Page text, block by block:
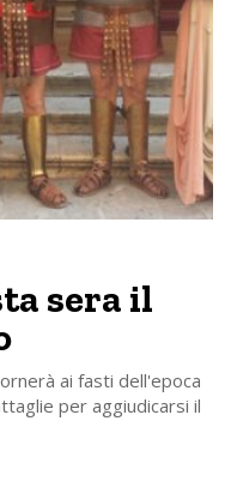
sera il
ai fasti dell'epoca
per aggiudicarsi il